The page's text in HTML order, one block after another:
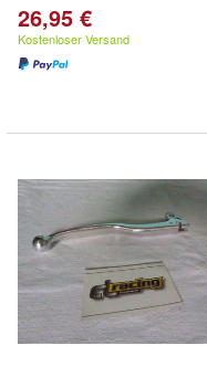
26,95 €
Kostenloser Versand